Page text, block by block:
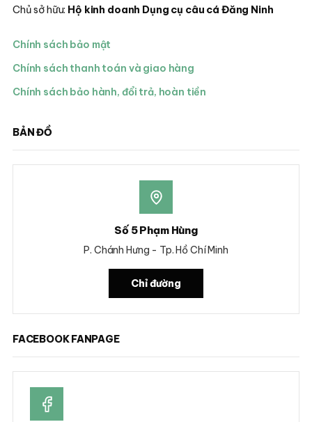
Chủ sở hữu: Hộ kinh doanh Dụng cụ câu cá Đăng Ninh
Chính sách bảo mật
Chính sách thanh toán và giao hàng
Chính sách bảo hành, đổi trả, hoàn tiền
BẢN ĐỒ
Số 5 Phạm Hùng
P. Chánh Hưng - Tp. Hồ Chí Minh
Chỉ đường
FACEBOOK FANPAGE